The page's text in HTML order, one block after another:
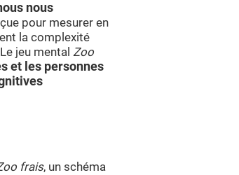
nous
pour mesurer en
la complexité
jeu mental Zoo
et les personnes
frais, un schéma